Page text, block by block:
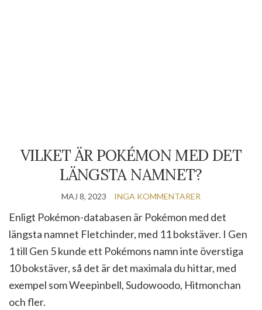
VILKET ÄR POKÉMON MED DET
LÄNGSTA NAMNET?
MAJ 8, 2023 INGA KOMMENTARER
Enligt Pokémon-databasen är Pokémon med det
längsta namnet Fletchinder, med 11 bokstäver. I Gen
1 till Gen 5 kunde ett Pokémons namn inte överstiga
10 bokstäver, så det är det maximala du hittar, med
exempel som Weepinbell, Sudowoodo, Hitmonchan
och fler.